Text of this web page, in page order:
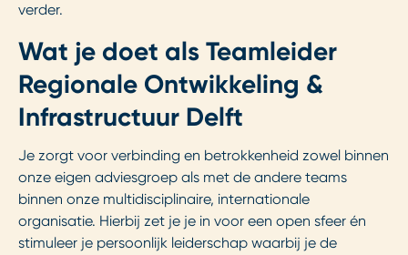
verder.
Wat je doet als Teamleider
Regionale Ontwikkeling &
Infrastructuur Delft
Je zorgt voor verbinding en betrokkenheid zowel binnen
onze eigen adviesgroep als met de andere teams
binnen onze multidisciplinaire, internationale
organisatie. Hierbij zet je je in voor een open sfeer én
stimuleer je persoonlijk leiderschap waarbij je de